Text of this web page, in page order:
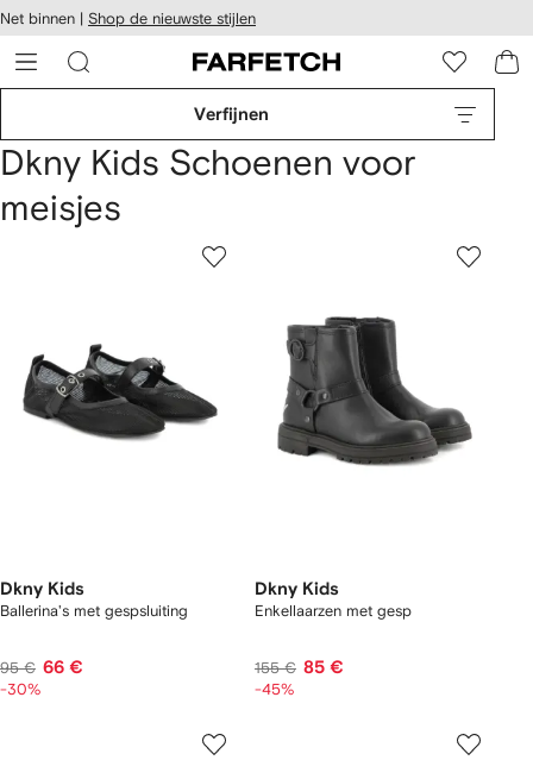
over en
naar de
Net binnen | Shop de nieuwste stijlen
Verfijnen
Dkny Kids Schoenen voor
meisjes
Dkny Kids
Ballerina's met gespsluiting
95 € 66 €
-30%
Dkny Kids
Enkellaarzen met gesp
155 € 85 €
-45%